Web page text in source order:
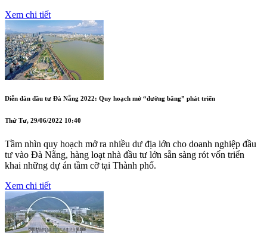
Xem chi tiết
Diễn đàn đầu tư Đà Nẵng 2022: Quy hoạch mở “đường băng” phát triển
Thứ Tư, 29/06/2022 10:40
Tầm nhìn quy hoạch mở ra nhiều dư địa lớn cho doanh nghiệp đầu
tư vào Đà Nẵng, hàng loạt nhà đầu tư lớn sẵn sàng rót vốn triển
khai những dự án tầm cỡ tại Thành phố.
Xem chi tiết